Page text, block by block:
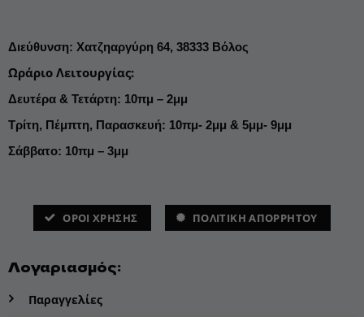
Διεύθυνση: Χατζηαργύρη 64, 38333 Βόλος
Ωράριο Λειτουργίας:
Δευτέρα & Τετάρτη: 10πμ – 2μμ
Τρίτη, Πέμπτη, Παρασκευή: 10πμ- 2μμ & 5μμ- 9μμ
Σάββατο: 10πμ – 3μμ
ΌΡΟΙ ΧΡΗΣΗΣ ΠΟΛΙΤΙΚΗ ΑΠΟΡΡΗΤΟΥ
Λογαριασμός:
Παραγγελίες